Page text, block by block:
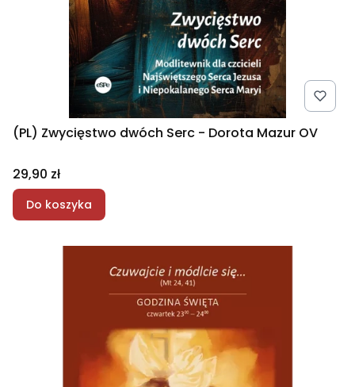
(PL) Zwycięstwo dwóch Serc - Dorota Mazur OV
Cena
29,90 zł
Do koszyka